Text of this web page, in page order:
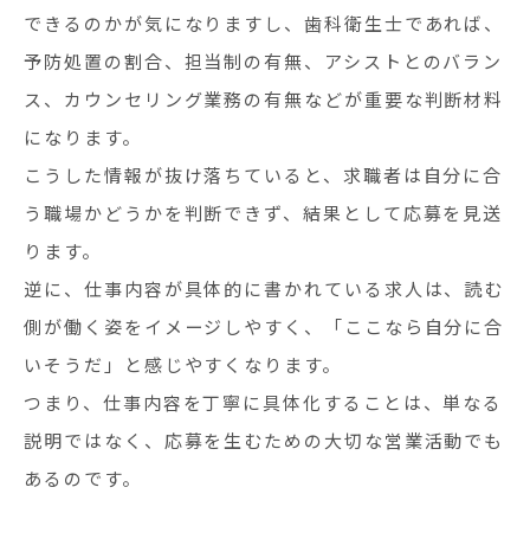
できるのかが気になりますし、歯科衛生士であれば、
予防処置の割合、担当制の有無、アシストとのバラン
ス、カウンセリング業務の有無などが重要な判断材料
になります。
こうした情報が抜け落ちていると、求職者は自分に合
う職場かどうかを判断できず、結果として応募を見送
ります。
逆に、仕事内容が具体的に書かれている求人は、読む
側が働く姿をイメージしやすく、「ここなら自分に合
いそうだ」と感じやすくなります。
つまり、仕事内容を丁寧に具体化することは、単なる
説明ではなく、応募を生むための大切な営業活動でも
あるのです。